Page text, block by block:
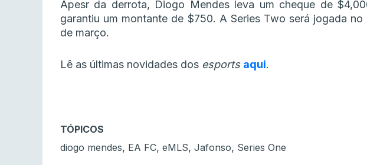
Apesr da derrota, Diogo Mendes leva um cheque de
garantiu um montante de $750. A Series Two será jogada
de março.
Lê as últimas novidades dos esports aqui.
TÓPICOS
diogo mendes, EA FC, eMLS, Jafonso, Series One